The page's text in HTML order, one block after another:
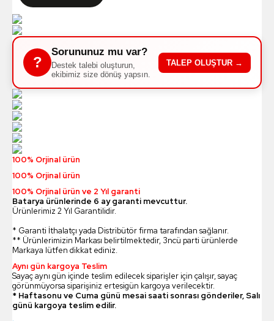
?
Sorununuz mu var?
Destek talebi oluşturun,
ekibimiz size dönüş yapsın.
TALEP OLUŞTUR →
100% Orjinal ürün
100% Orjinal ürün
100% Orjinal ürün ve 2 Yıl garanti
Batarya ürünlerinde 6 ay garanti mevcuttur.
Ürünlerimiz 2 Yıl Garantilidir.
* Garanti İthalatçı yada Distribütör firma tarafından sağlanır.
** Ürünlerimizin Markası belirtilmektedir, 3ncü parti ürünlerde
Markaya lütfen dikkat ediniz.
Aynı gün kargoya Teslim
Sayaç aynı gün içinde teslim edilecek siparişler için çalışır, sayaç
görünmüyorsa siparişiniz ertesigün kargoya verilecektir.
* Haftasonu ve Cuma günü mesai saati sonrası gönderiler, Salı
günü kargoya teslim edilir.